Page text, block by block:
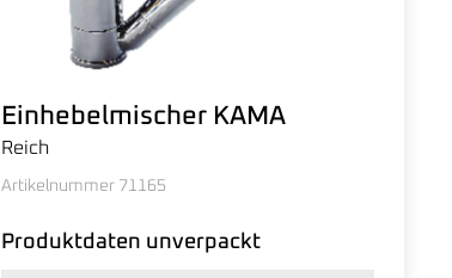
Einhebelmischer KAMA
Reich
Artikelnummer 71165
Produktdaten unverpackt